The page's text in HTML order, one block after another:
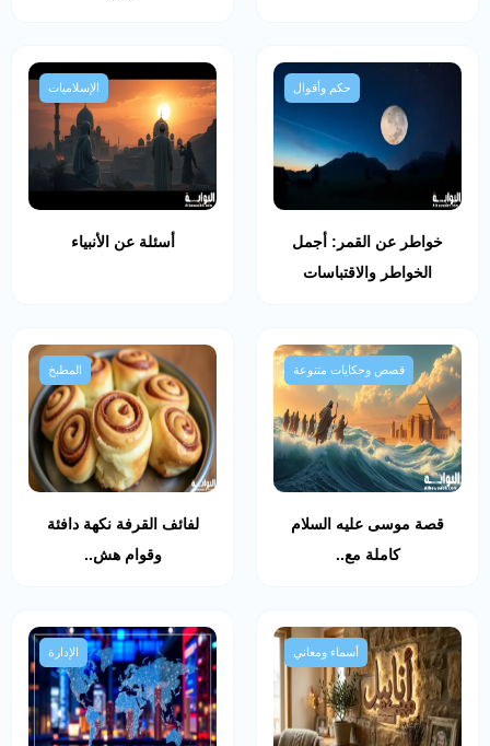
حكم وأقوال
خواطر عن القمر: أجمل
الخواطر والاقتباسات
الإسلاميات
أسئلة عن الأنبياء
قصص وحكايات متنوعة
قصة موسى عليه السلام
كاملة مع..
المطبخ
لفائف القرفة نكهة دافئة
وقوام هش..
أسماء ومعاني الإدارة